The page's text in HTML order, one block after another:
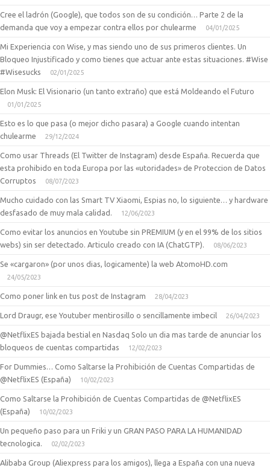
Cree el ladrón (Google), que todos son de su condición… Parte 2 de la
demanda que voy a empezar contra ellos por chulearme
04/01/2025
Mi Experiencia con Wise, y mas siendo uno de sus primeros clientes. Un
Bloqueo Injustificado y como tienes que actuar ante estas situaciones. #Wise
#Wisesucks
02/01/2025
Elon Musk: El Visionario (un tanto extraño) que está Moldeando el Futuro
01/01/2025
Esto es lo que pasa (o mejor dicho pasara) a Google cuando intentan
chulearme
29/12/2024
Como usar Threads (El Twitter de Instagram) desde España. Recuerda que
esta prohibido en toda Europa por las «utoridades» de Proteccion de Datos
Corruptos
08/07/2023
Mucho cuidado con las Smart TV Xiaomi, Espias no, lo siguiente… y hardware
desfasado de muy mala calidad.
12/06/2023
Como evitar los anuncios en Youtube sin PREMIUM (y en el 99% de los sitios
webs) sin ser detectado. Articulo creado con IA (ChatGTP).
08/06/2023
Se «cargaron» (por unos dias, logicamente) la web AtomoHD.com
24/05/2023
Como poner link en tus post de Instagram 28/04/2023
Lord Draugr, ese Youtuber mentirosillo o sencillamente imbecil 26/04/2023
@NetflixES bajada bestial en Nasdaq Solo un dia mas tarde de anunciar los
bloqueos de cuentas compartidas
12/02/2023
For Dummies… Como Saltarse la Prohibición de Cuentas Compartidas de
@NetflixES (España)
10/02/2023
Como Saltarse la Prohibición de Cuentas Compartidas de @NetflixES
(España)
10/02/2023
Un pequeño paso para un Friki y un GRAN PASO PARA LA HUMANIDAD
tecnologica.
02/02/2023
Alibaba Group (Aliexpress para los amigos), llega a España con una nueva